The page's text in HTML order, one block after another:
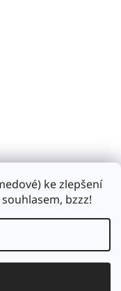
ke zlepšení
bzzz!
práva vyhrazena.